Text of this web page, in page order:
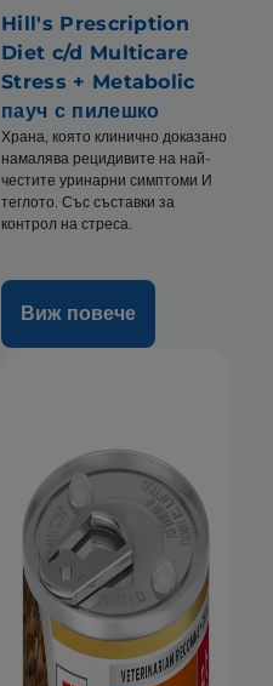
Hill's Prescription
Diet c/d Multicare
Stress + Metabolic
пауч с пилешко
Храна, която клинично доказано
намалява рецидивите на най-
честите уринарни симптоми И
теглото. Със съставки за
контрол на стреса.
Виж повече